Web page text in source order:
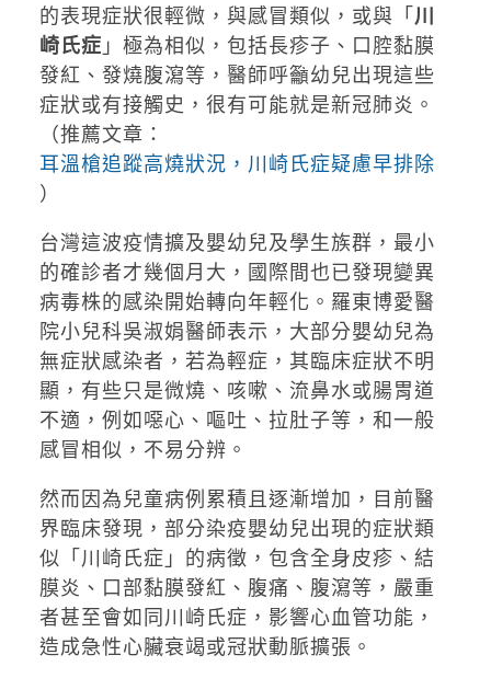
的表現症狀很輕微，與感冒類似，或與「川
崎氏症 」極為相似，包括長疹子、口腔黏膜
發紅、發燒腹瀉等，醫師呼籲幼兒出現這些
症狀或有接觸史，很有可能就是新冠肺炎。
（推薦文章：
耳溫槍追蹤高燒狀況，川崎氏症疑慮早排除
）
台灣這波疫情擴及嬰幼兒及學生族群，最小
的確診者才幾個月大，國際間也已發現變異
病毒株的感染開始轉向年輕化。羅東博愛醫
院小兒科吳淑娟醫師表示，大部分嬰幼兒為
無症狀感染者，若為輕症，其臨床症狀不明
顯，有些只是微燒、咳嗽、流鼻水或腸胃道
不適，例如噁心、嘔吐、拉肚子等，和一般
感冒相似，不易分辨。
然而因為兒童病例累積且逐漸增加，目前醫
界臨床發現，部分染疫嬰幼兒出現的症狀類
似「川崎氏症」的病徵，包含全身皮疹、結
膜炎、口部黏膜發紅、腹痛、腹瀉等，嚴重
者甚至會如同川崎氏症，影響心血管功能，
造成急性心臟衰竭或冠狀動脈擴張。